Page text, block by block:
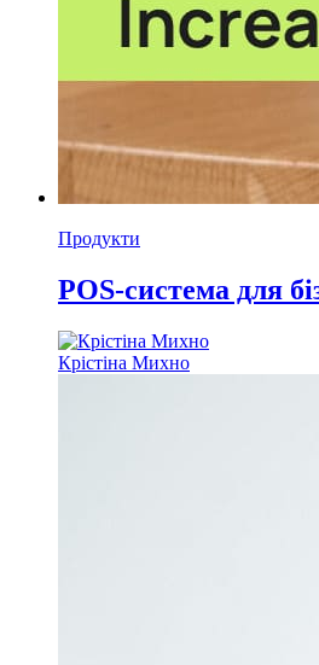
Продукти
POS-система для
Крістіна Михно